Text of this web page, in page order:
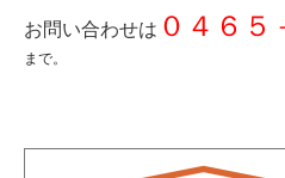
お問い合わせは ０４６５
まで。